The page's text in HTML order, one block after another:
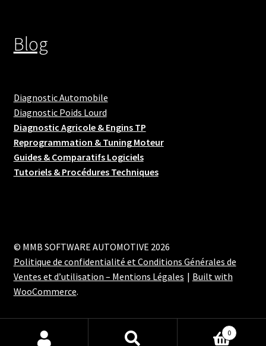
Blog
Diagnostic Automobile
Diagnostic Poids Lourd
Diagnostic Agricole & Engins TP
Reprogrammation & Tuning Moteur
Guides & Comparatifs Logiciels
Tutoriels & Procédures Techniques
© MMB SOFTWARE AUTOMOTIVE 2026
Politique de confidentialité et Conditions Générales de
Ventes et d’utilisation – Mentions Légales
Built with
WooCommerce.
0